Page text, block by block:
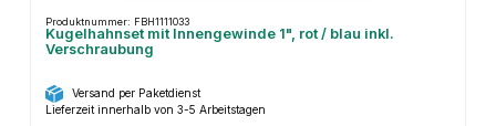
Produktnummer: FBH1111033
Kugelhahnset mit Innengewinde 1", rot / blau inkl.
Verschraubung
Versand per Paketdienst
Lieferzeit innerhalb von 3-5 Arbeitstagen